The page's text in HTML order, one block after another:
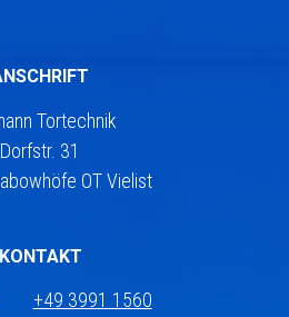
Tortechnik
Dorfstr. 31
OT Vielist
KONTAKT
+49 3991 1560